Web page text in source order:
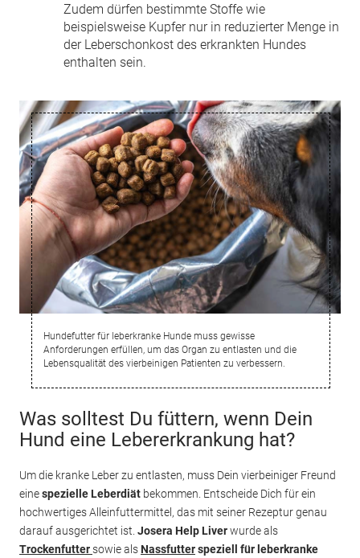
Zudem dürfen bestimmte Stoffe wie
beispielsweise Kupfer nur in reduzierter Menge in
der Leberschonkost des erkrankten Hundes
enthalten sein.
Hundefutter für leberkranke Hunde muss gewisse
Anforderungen erfüllen, um das Organ zu entlasten und die
Lebensqualität des vierbeinigen Patienten zu verbessern.
Was solltest Du füttern, wenn Dein
Hund eine Lebererkrankung hat?
Um die kranke Leber zu entlasten, muss Dein vierbeiniger Freund
einespezielle Leberdiät bekommen. Entscheide Dich für ein
hochwertiges Alleinfuttermittel, das mit seiner Rezeptur genau
darauf ausgerichtet ist. Josera Help Liverwurde als
Trockenfuttersowie alsNassfutterspeziell für leberkranke